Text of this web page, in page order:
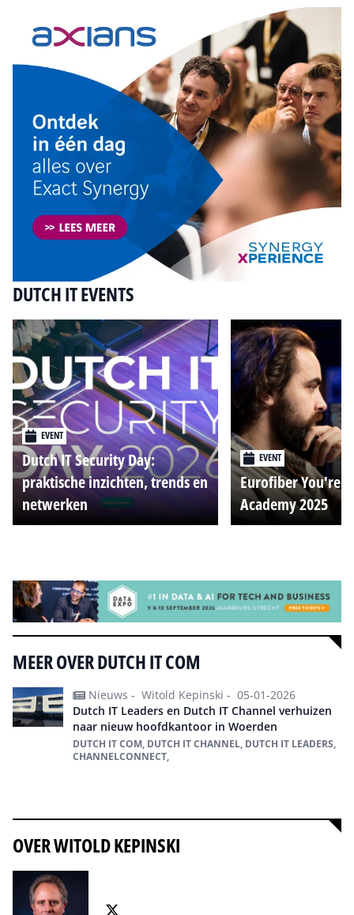
DUTCH IT EVENTS
EVENT
Dutch IT Security Day:
praktische inzichten, trends en
netwerken
EVENT
Eurofiber You're
Academy 2025
MEER OVER DUTCH IT COM
Nieuws - Witold Kepinski - 05-01-2026
Dutch IT Leaders en Dutch IT Channel verhuizen
naar nieuw hoofdkantoor in Woerden
DUTCH IT COM, DUTCH IT CHANNEL, DUTCH IT LEADERS,
CHANNELCONNECT,
OVER WITOLD KEPINSKI